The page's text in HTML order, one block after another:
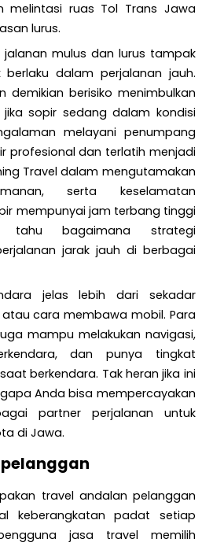
melintasi ruas Tol Trans Jawa
lurus.
jalanan mulus dan lurus tampak
dalam perjalanan jauh.
demikian berisiko menimbulkan
sopir sedang dalam kondisi
melayani penumpang
profesional dan terlatih menjadi
Travel dalam mengutamakan
serta keselamatan
mempunyai jam terbang tinggi
tahu bagaimana strategi
jarak jauh di berbagai
jelas lebih dari sekadar
cara membawa mobil. Para
mampu melakukan navigasi,
dan punya tingkat
berkendara. Tak heran jika ini
Anda bisa mempercayakan
partner perjalanan untuk
di Jawa.
travel andalan pelanggan
keberangkatan padat setiap
jasa travel memilih